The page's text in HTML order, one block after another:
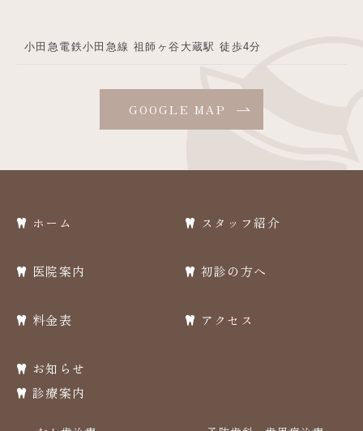
小田急電鉄小田急線 祖師ヶ谷大蔵駅 徒歩4分
GOOGLE MAP
ホーム スタッフ紹介
医院案内 初診の方へ
料金表 アクセス
お知らせ
診療案内